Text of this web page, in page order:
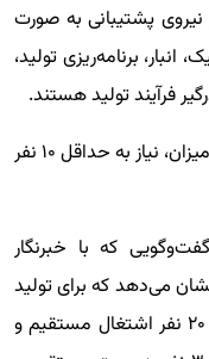
هر ۱ دستگاه کشنده، حدود ۱۰ نفر نیروی پشتیبانی به صورت
برنامه‌ریزی تولید،
فرآیند تولید هستند.
وی همچنین اضافه می‌کند: برای تولید این میزان، نیاز به حداقل ۱۰ نفر
که با خبرنگار
می‌دهد که برای تولید
هر کشنده در ایران، به‌طور میانگین حدود ۲۰ نفر اشتغال مستقیم و